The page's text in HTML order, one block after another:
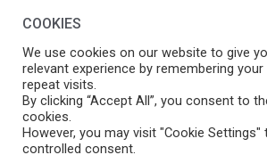
Se vuoi modificare le preferenze sul
cliccaManage consent
COOKIES
We use cookies on our website to give
relevant experience by remembering
repeat visits.
By clicking “Accept All”, you consent to
cookies.
However, you may visit "Cookie Settings"
controlled consent.